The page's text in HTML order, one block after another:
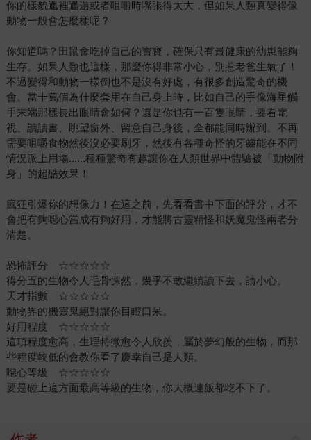
你的樣貌邋裡邋遢或者咀嚼時嘴張得太大，但如果人類真變得像
動物一般會怎麼樣呢？
你知道嗎？田鼠會吃掉自己的寶寶，確保只有最健康的幼崽能夠
生存。如果人類也這樣，那麼你得非常小心，別惹老爸生氣了！
不過變得和動物一樣倒也不是沒有好處，有很多創造驚奇的機
會。當十萬個為什麼套用在自己身上時，比如自己的手像海星觸
手末端那樣長出眼睛會如何？還是你也有一百隻眼睛，要看電
視、讀讀書、眺望窗外、留意自己身後，全都能同時辦到。不再
需要咀嚼食物然後沒必要刷牙，然後有各種奇怪的牙齒能在不同
情況派上用場......種種驚奇有趣讓你在人類世界中體驗被「動物附
身」的超酷效果！
瘋狂引爆你的想像力！在這之前，先看看書中下面的評分，才不
會把有夠噁心當成有夠好用，才能將古靈精怪和妖魔鬼怪兩者分
清楚。
恐怖評分 ☆☆☆☆☆
得分五的生物令人毛骨悚然，幾乎不敢繼續讀下去，請小心。
天才指數 ☆☆☆☆☆
動物界的機靈鬼絕對讓你目瞪口呆。
好用程度 ☆☆☆☆☆
這項程度愈高，生理特徵愈令人欣羨，屬於夢幻般的生物，而那
些程度較低的會教你看了慶幸自己是人類。
噁心等級 ☆☆☆☆☆
要是碰上這方面最高等級的生物，你大概連飯都吃不下了。